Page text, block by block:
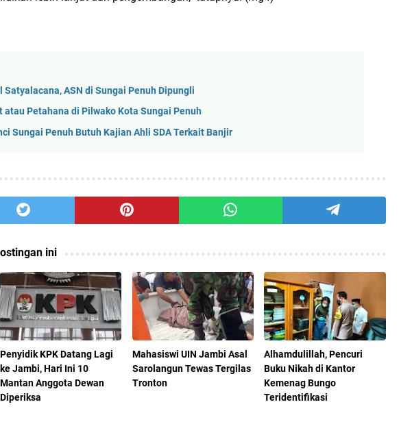
Satyalacana, ASN di Sungai Penuh Dipungli
atau Petahana di Pilwako Kota Sungai Penuh
Sungai Penuh Butuh Kajian Ahli SDA Terkait Banjir
ini
Penyidik KPK Datang Lagi
ke Jambi, Hari Ini 10
Mantan Anggota Dewan
Diperiksa
Mahasiswi UIN Jambi Asal
Sarolangun Tewas Tergilas
Tronton
Alhamdulillah, Pencuri
Buku Nikah di Kantor
Kemenag Bungo
Teridentifikasi